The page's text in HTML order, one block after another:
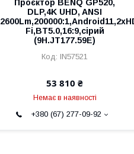
Проєктор BENQ GP520,
DLP,4K UHD, ANSI
Fi,BT5.0,16:9,сірий
(9H.JT177.59E)
IN57521
53 810 ₴
Немає в наявності
+380 (67) 277-09-92